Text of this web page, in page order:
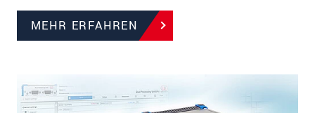
MEHR ERFAHREN